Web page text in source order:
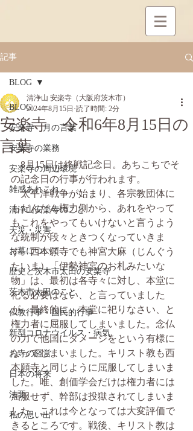
記事
BLOG
安楽寺 月の言葉
安楽寺の業務
安楽寺の周辺環境
雑感あれこれ
清浄山安楽寺のこと
天災・災害
お墓について
歴史と茨木市太田の安楽寺
茨木市太田のこと
仏教行事・国民的行事
新型コロナウイルス・病気
お寺の経営
日本の将来
法要
私の思い出
BLOG
安楽寺 令和6年8月15日の
言葉
清浄山 安楽寺（大阪府茨木市）
2024年8月15日 読了時間: 2分
8月15日は終戦記念日。あちこちでそ
の記念日の行事が行われます。
太平洋戦争が始まり、各宗教団体に
もだんだん権力側から、あれをやって
もこれをやってもいけないと言うよう
な統制が段々ときつくなっていきま
す。西本願寺でも神宮大麻（じんぐう
たいま）「伊勢神宮のお札みたいな
物」は、最初は各寺々に対し、本堂に
祀る必要はない、と言っていました
が、最終的に、本堂に祀りなさい、と
権力者に屈服してしまいました。念仏
の力で他国にダメージをという有様に
なってしまいました。キリスト教も西
本願寺と同じように屈服してしまいま
した。唯、創価学会だけは権力者には
屈服せず、幹部は投獄されてしまいま
した。これは今となっては大変評価で
きるところです。戦後、キリスト教は